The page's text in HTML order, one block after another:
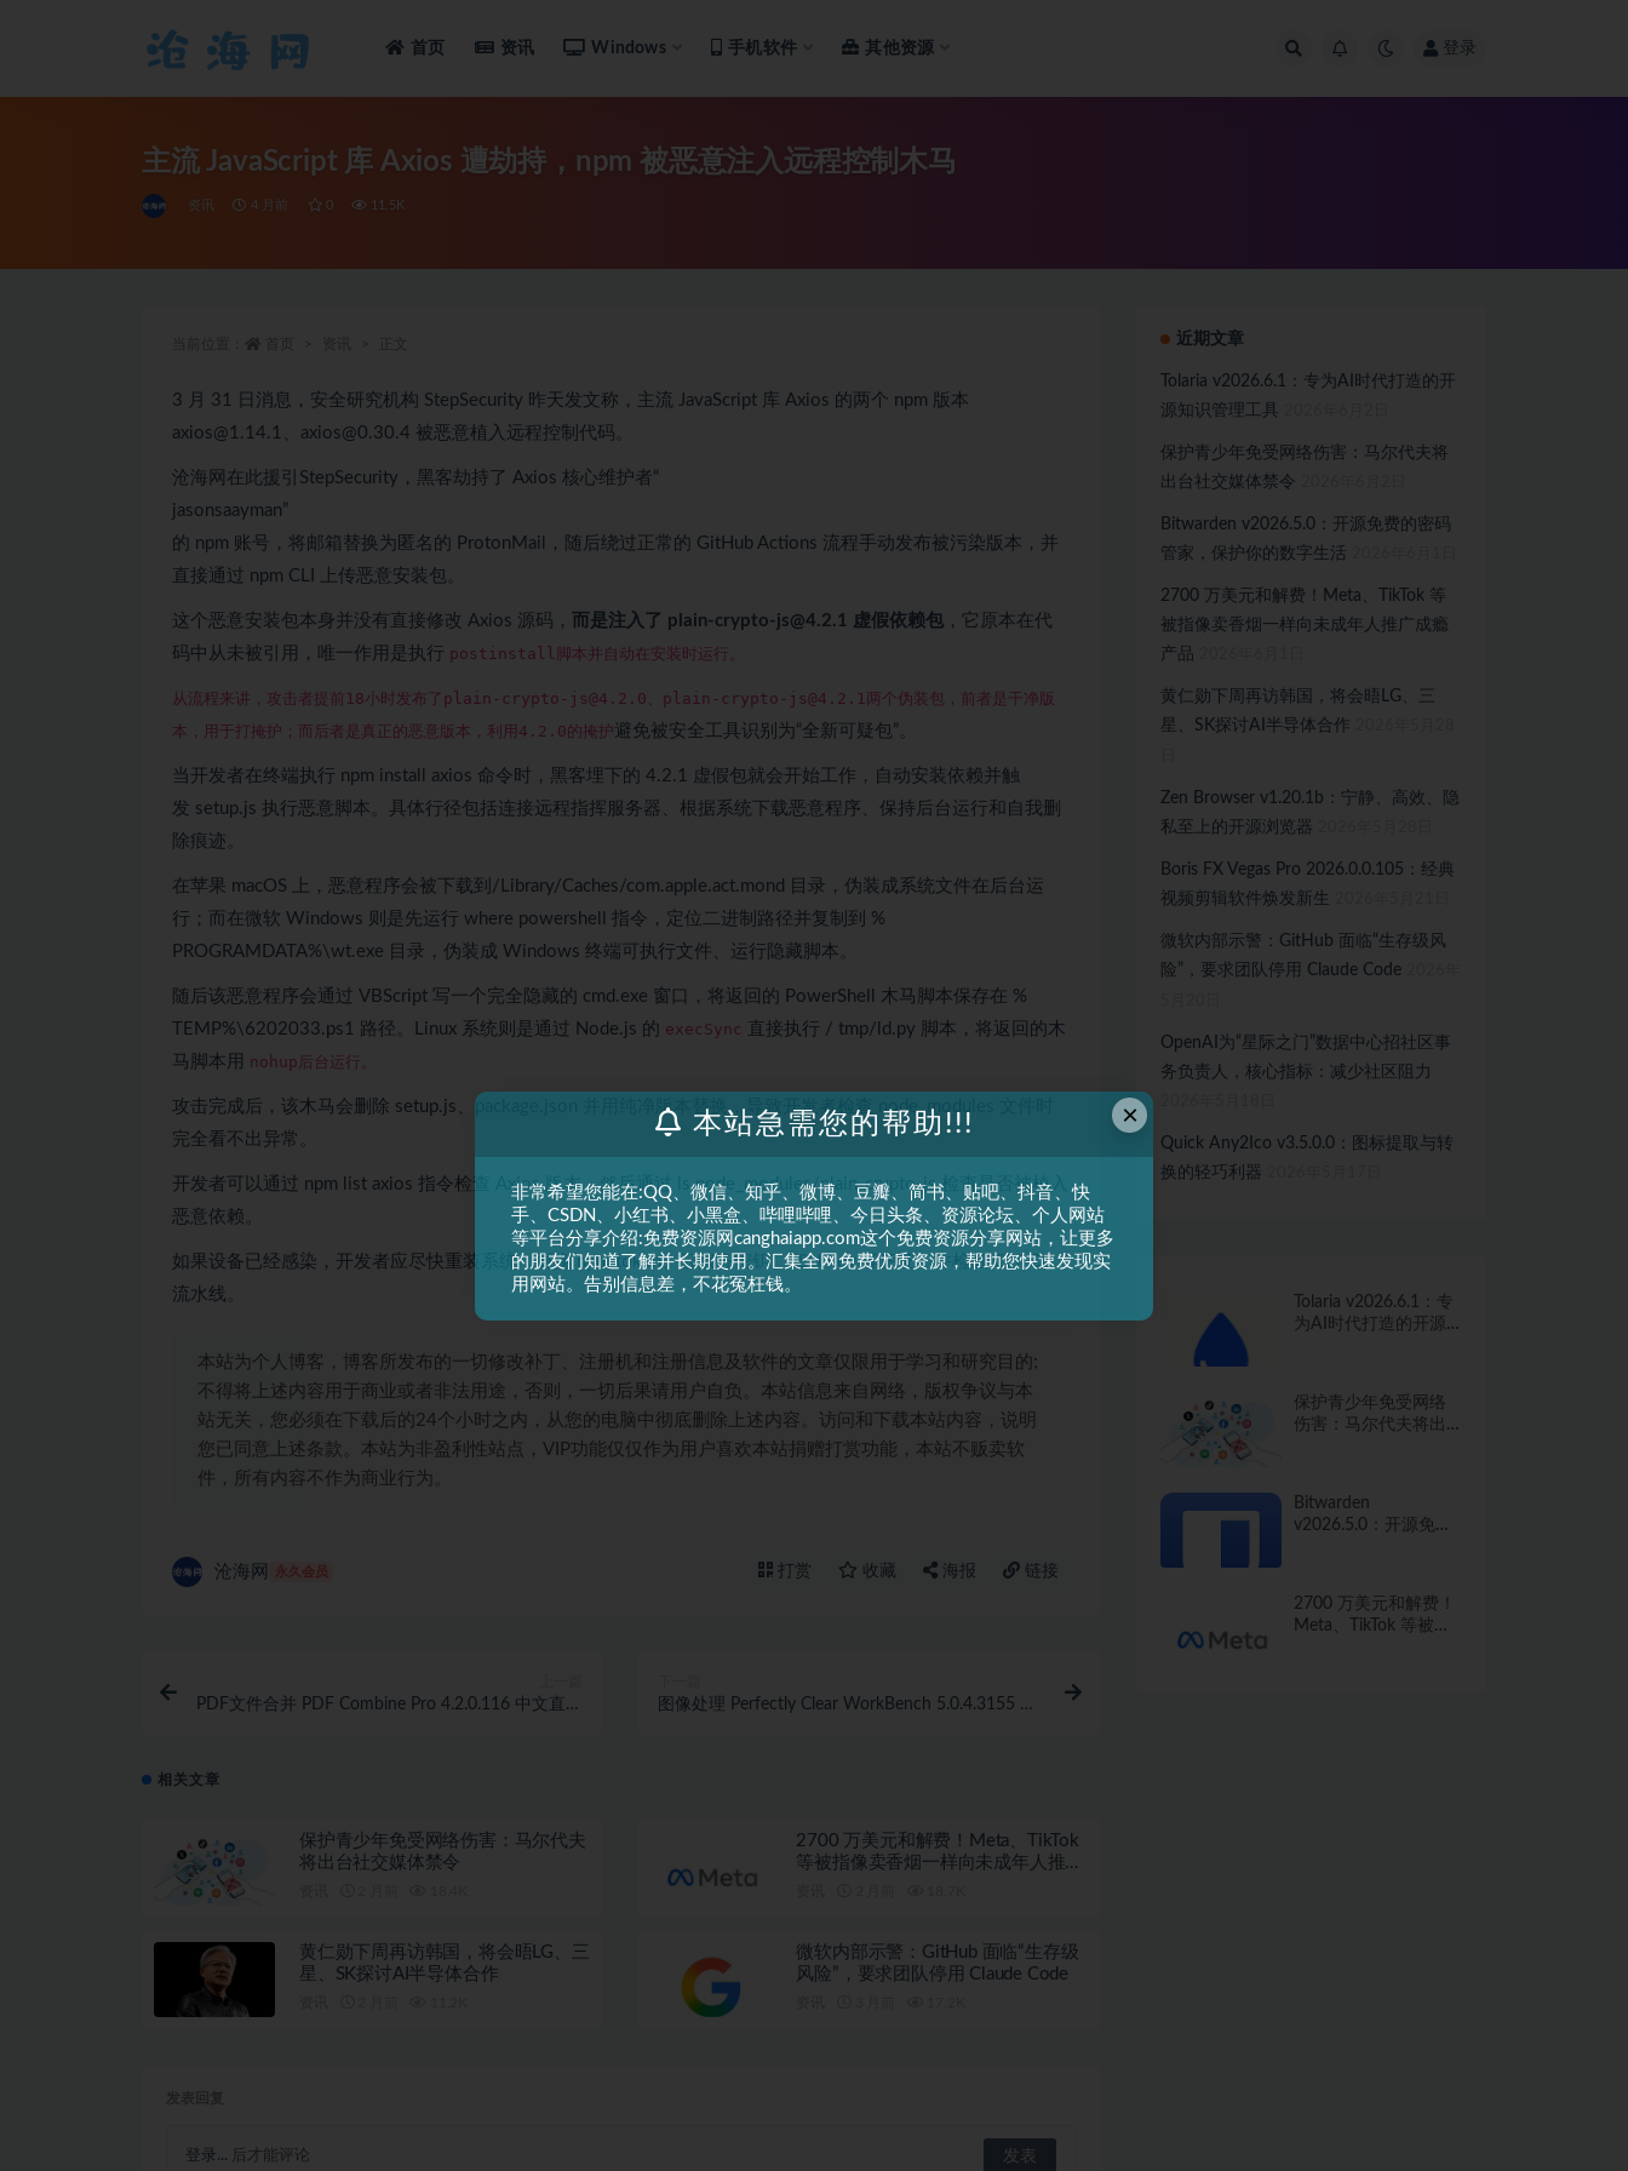
首页 资讯 Windows 手机软件 其他资源 登录
主流 JavaScript 库 Axios 遭劫持，npm 被恶意注入远程控制木马
资讯 4 月前 0 11.5K
3 月 31 日消息，安全研究机构 StepSecurity 昨天发文称，主流 JavaScript 库 Axios 的两个 npm 版本
axios@1.14.1、axios@0.30.4 被恶意植入远程控制代码。
沧海网在此援引StepSecurity，黑客劫持了 Axios 核心维护者“
jasonsaayman”
的 npm 账号，将邮箱替换为匿名的 ProtonMail，随后绕过正常的 GitHub Actions 流程手动发布被污染版本，并
直接通过 npm CLI 上传恶意安装包。
这个恶意安装包本身并没有直接修改 Axios 源码， 而是注入了 plain-crypto-js@4.2.1 虚假依赖包 ，它原本在代
码中从未被引用，唯一作用是执行 postinstall脚本并自动在安装时运行。
从流程来讲，攻击者提前18小时发布了plain-crypto-js@4.2.0、plain-crypto-js@4.2.1两个伪装包，前者是干净版
本，用于打掩护；而后者是真正的恶意版本，利用4.2.0的掩护避免被安全工具识别为“全新可疑包”。
当开发者在终端执行 npm install axios 命令时，黑客埋下的 4.2.1 虚假包就会开始工作，自动安装依赖并触
发 setup.js 执行恶意脚本。具体行径包括连接远程指挥服务器、根据系统下载恶意程序、保持后台运行和自我删
除痕迹。
在苹果 macOS 上，恶意程序会被下载到 /Library/Caches/com.apple.act.mond
目录，伪装成系统文件在后台运
行；而在微软 Windows 则是先运行 where powershell 指令，定位二进制路径并复制到 %
PROGRAMDATA%\wt.exe 目录，伪装成 Windows 终端可执行文件、运行隐藏脚本。
随后该恶意程序会通过 VBScript 写一个完全隐藏的 cmd.exe 窗口，将返回的 PowerShell 木马脚本保存在 %
TEMP%\6202033.ps1 路径。Linux 系统则是通过 Node.js 的 execSync 直接执行 / tmp/ ld.py 脚本，将返回的木
马脚本用 nohup后台运行。
攻击完成后，该木马会删除 setup.js 、
并用纯净版本替换，导致开发者检查 node_modules 文件时
完全看不出异常。
开发者可以通过 npm list axios 指令检查 Axios 版本，然后通过 node_modules/plain-crypto-js检查是否被植入
恶意依赖。
如果设备已经感染，开发者应尽快重装系统，更换 npm token、云服务密钥、SSH Key 等凭证，并检查 CI / CD
流水线。
本站为个人博客，博客所发布的一切修改补丁、注册机和注册信息及软件的文章仅限用于学习和研究目的;
不得将上述内容用于商业或者非法用途，否则，一切后果请用户自负。本站信息来自网络，版权争议与本
站无关，您必须在下载后的24个小时之内，从您的电脑中彻底删除上述内容。访问和下载本站内容，说明
您已同意上述条款。本站为非盈利性站点，VIP功能仅仅作为用户喜欢本站捐赠打赏功能，本站不贩卖软
件，所有内容不作为商业行为。
沧海网 永久会员 打赏 收藏 海报 链接
PDF文件合并 PDF Combine Pro 4.2.0.116 中文直装
图像处理 Perfectly Clear WorkBench 5.0.4.3155 直
相关文章
保护青少年免受网络伤害：马尔代夫
将出台社交媒体禁令
2700 万美元和解费！Meta、TikTok
等被指像卖香烟一样向未成年人推广
黄仁勋下周再访韩国，将会晤LG、三
星、SK探讨AI半导体合作
微软内部示警：GitHub 面临“生存级
风险”，要求团队停用 Claude Code
登录... 后才能评论
近期文章
Tolaria v2026.6.1：专为AI时代打造的开
源知识管理工具
保护青少年免受网络伤害：马尔代夫将
出台社交媒体禁令
Bitwarden v2026.5.0：开源免费的密码
管家，保护你的数字生活
2700 万美元和解费！Meta、TikTok 等
被指像卖香烟一样向未成年人推广成瘾
产品
黄仁勋下周再访韩国，将会晤LG、三
星、SK探讨AI半导体合作
Zen Browser v1.20.1b：宁静、高效、隐
私至上的开源浏览器
Boris FX Vegas Pro 2026.0.0.105：经典
视频剪辑软件焕发新生
微软内部示警：GitHub 面临“生存级风
险”，要求团队停用 Claude Code
OpenAI为“星际之门”数据中心招社区事
务负责人，核心指标：减少社区阻力
Quick Any2Ico v3.5.0.0：图标提取与转
换的轻巧利器
Tolaria v2026.6.1：专
为AI时代打造的开源
保护青少年免受网络
伤害：马尔代夫将出
Bitwarden
v2026.5.0：开源免费
2700 万美元和解费！
Meta、TikTok 等被指
×
本站急需您的帮助!!!
非常希望您能在:QQ、微信、知乎、微博、豆瓣、简书、贴吧、抖音、快
手、CSDN、小红书、小黑盒、哔哩哔哩、今日头条、资源论坛、个人网站
等平台分享介绍:免费资源网canghaiapp.com这个免费资源分享网站，让更多
的朋友们知道了解并长期使用。汇集全网免费优质资源，帮助您快速发现实
用网站。告别信息差，不花冤枉钱。